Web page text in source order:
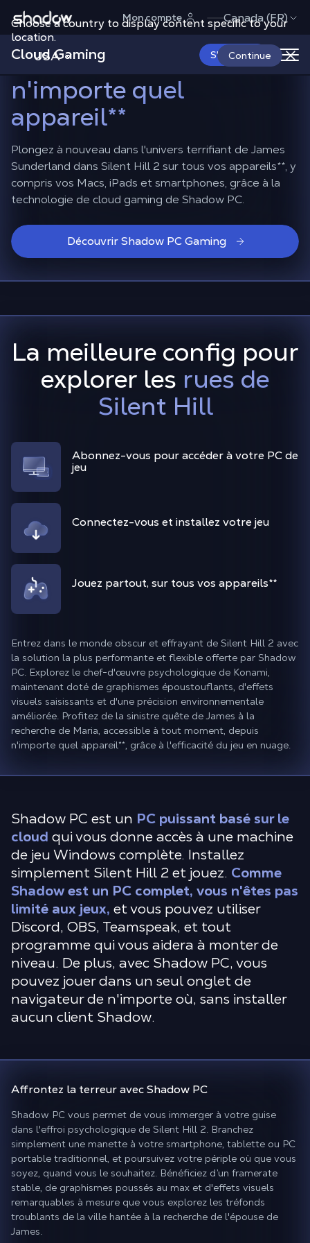
Choose a country to display content specific to your
location.
USA Continue
Shadow.tech Mon compte Canada (FR)
Cloud Gaming S'abonner
Redécouvrez l'angoisse
de Silent Hill 2 sur
n'importe quel
appareil**
Plongez à nouveau dans l'univers terrifiant de James
Sunderland dans Silent Hill 2 sur tous vos appareils**, y
compris vos Macs, iPads et smartphones, grâce à la
technologie de cloud gaming de Shadow PC.
Découvrir Shadow PC Gaming
La meilleure config pour
explorer les rues de
Silent Hill
Abonnez-vous pour accéder à votre PC de
jeu
Connectez-vous et installez votre jeu
Jouez partout, sur tous vos appareils**
Entrez dans le monde obscur et effrayant de Silent Hill 2 avec
la solution la plus performante et flexible offerte par Shadow
PC. Explorez le chef-d'œuvre psychologique de Konami,
maintenant doté de graphismes époustouflants, d'effets
visuels saisissants et d'une précision environnementale
améliorée. Profitez de la sinistre quête de James à la
recherche de Maria, accessible à tout moment, depuis
n'importe quel appareil**, grâce à l'efficacité du jeu en nuage.
Shadow PC est un PC puissant basé sur le
cloud qui vous donne accès à une machine
de jeu Windows complète. Installez
simplement Silent Hill 2 et jouez. Comme
Shadow est un PC complet, vous n'êtes pas
limité aux jeux, et vous pouvez utiliser
Discord, OBS, Teamspeak, et tout
programme qui vous aidera à monter de
niveau. De plus, avec Shadow PC, vous
pouvez jouer dans un seul onglet de
navigateur de n'importe où, sans installer
aucun client Shadow.
Affrontez la terreuravec Shadow PC
Shadow PC vous permet de vous immerger à votre guise
dans l'effroi psychologique de Silent Hill 2. Branchez
simplement une manette à votre smartphone, tablette ou PC
portable traditionnel, et poursuivez votre périple où que vous
soyez, quand vous le souhaitez. Bénéficiez d’un framerate
stable, de graphismes poussés au max et d'effets visuels
remarquables à mesure que vous explorez les tréfonds
troublants de la ville hantée à la recherche de l'épouse de
James.